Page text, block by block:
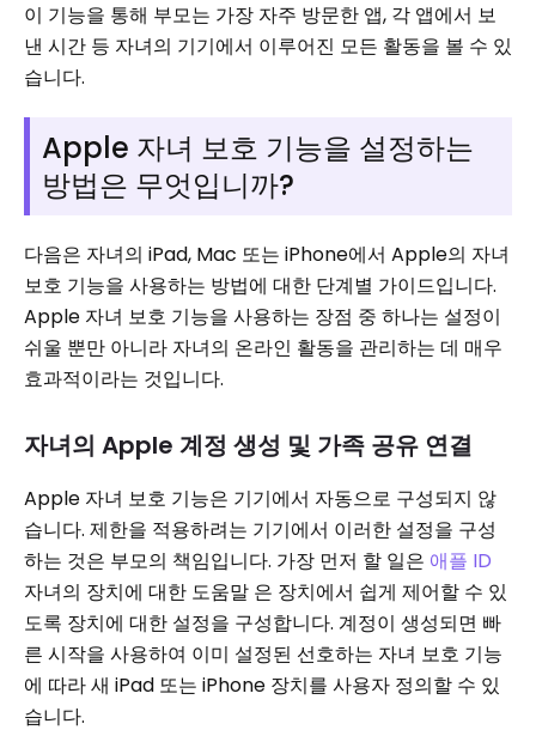
이 기능을 통해 부모는 가장 자주 방문한 앱, 각 앱에서 보
낸 시간 등 자녀의 기기에서 이루어진 모든 활동을 볼 수 있
습니다.
Apple 자녀 보호 기능을 설정하는
방법은 무엇입니까?
다음은 자녀의 iPad, Mac 또는 iPhone에서 Apple의 자녀
보호 기능을 사용하는 방법에 대한 단계별 가이드입니다.
Apple 자녀 보호 기능을 사용하는 장점 중 하나는 설정이
쉬울 뿐만 아니라 자녀의 온라인 활동을 관리하는 데 매우
효과적이라는 것입니다.
자녀의 Apple 계정 생성 및 가족 공유 연결
Apple 자녀 보호 기능은 기기에서 자동으로 구성되지 않
습니다. 제한을 적용하려는 기기에서 이러한 설정을 구성
하는 것은 부모의 책임입니다. 가장 먼저 할 일은 애플 ID
자녀의 장치에 대한 도움말 은 장치에서 쉽게 제어할 수 있
도록 장치에 대한 설정을 구성합니다. 계정이 생성되면 빠
른 시작을 사용하여 이미 설정된 선호하는 자녀 보호 기능
에 따라 새 iPad 또는 iPhone 장치를 사용자 정의할 수 있
습니다.